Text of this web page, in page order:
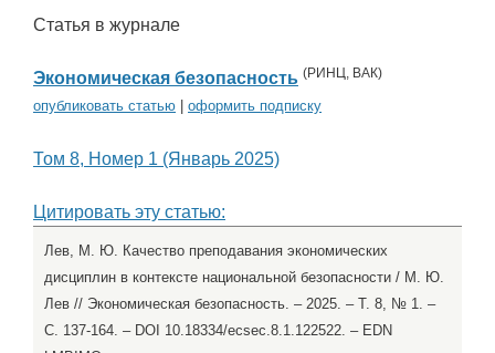
Статья в журнале
Экономическая безопасность (РИНЦ, ВАК)
опубликовать статью оформить подписку
Том 8, Номер 1 (Январь 2025)
Цитировать эту статью:
Лев, М. Ю. Качество преподавания экономических
дисциплин в контексте национальной безопасности / М. Ю.
Лев // Экономическая безопасность. – 2025. – Т. 8, № 1. –
С. 137-164. – DOI 10.18334/ecsec.8.1.122522. – EDN